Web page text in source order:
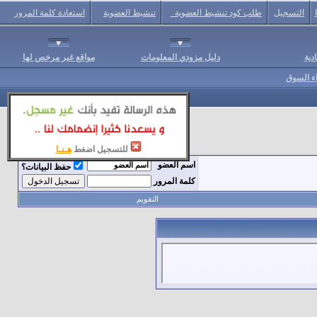
للتسجيل اضغط هـنـا
التسجيل طلب كود تنشيط العضوية تنشيط العضوية استعادة كلمة المرور
دليل مزودي المعلومات مواقع غير مرخص لها
السوق
اسم العضو
حفظ البيانات؟
كلمة المرور
التقويم